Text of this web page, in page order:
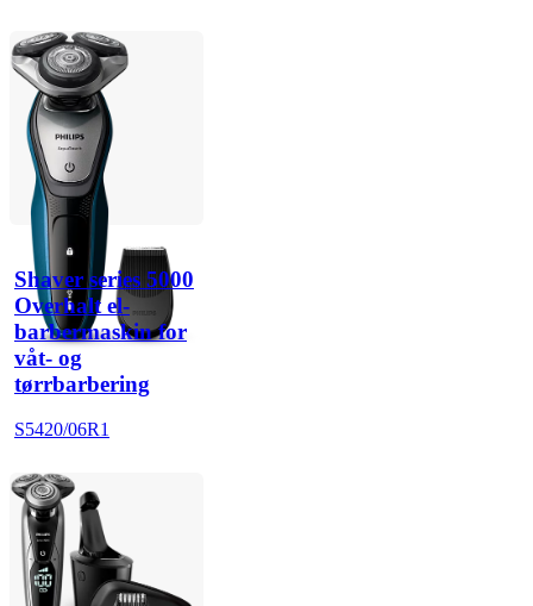
Shaver series 5000
Overhalt el-
barbermaskin for
våt- og
tørrbarbering
S5420/06R1